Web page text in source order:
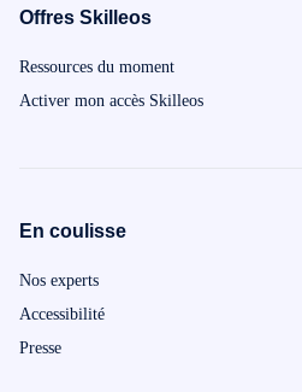
Offres Skilleos
Ressources du moment
Activer mon accès Skilleos
En coulisse
Nos experts
Accessibilité
Presse